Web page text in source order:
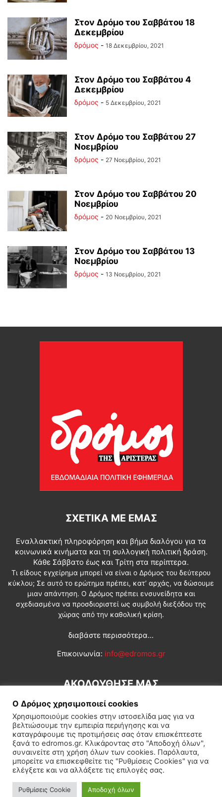
Στον Δρόμο του Σαββάτου 18
Δεκεμβρίου
δρόμος - 18 Δεκεμβρίου, 2021
Στον Δρόμο του Σαββάτου 4
Δεκεμβρίου
δρόμος - 5 Δεκεμβρίου, 2021
Στον Δρόμο του Σαββάτου 27
Νοεμβρίου
δρόμος - 27 Νοεμβρίου, 2021
Στον Δρόμο του Σαββάτου 20
Νοεμβρίου
δρόμος - 20 Νοεμβρίου, 2021
Στον Δρόμο του Σαββάτου 13
Νοεμβρίου
δρόμος - 13 Νοεμβρίου, 2021
ΣΧΕΤΙΚΆ ΜΕ ΕΜΆΣ
Εναλλακτική πληροφόρηση και βήμα διαλόγου για τα
κοινωνικά κινήματα και τη συλλογική πολιτική δράση.
Κάθε Σάββατο έως και Τρίτη στα περίπτερα.
Τι είδους εγχείρημα μπορεί να είναι ο Δρόμος του δεύτερου
κύκλου; Σε αυτό το ερώτημα πρέπει, κατ’ αρχάς, να δώσουμε
μιαν απάντηση. Ο Δρόμος πρέπει ενσυνείδητα και
σχεδιασμένα να προσδιοριστεί ως συμβολή διεξόδου της
χώρας από την καθολική κρίση.
διαβάστε περισσότερα...
Επικοινωνία: info@edromos.gr
ΑΚΟΛΟΥΘΗΣΕ ΜΑΣ
Εγγραφή συνδρομητή Πολιτική Διεθνή Κοινωνία
Πολιτισμός Αφιερώματα
Ο Δρόμος χρησιμοποιεί cookies
Χρησιμοποιούμε cookies στην ιστοσελίδα μας για να
βελτιώσουμε την εμπειρία περιήγησης και να
καταγράφουμε τις προτιμήσεις σας όταν επισκέπτεστε
ξανά το edromos.gr. Κλικάροντας στο "Αποδοχή όλων",
συναινείτε στη χρήση όλων των cookies. Παρόλαυτα,
μπορείτε να επισκεφθείτε τις "Ρυθμίσεις Cookies" για να
ελέγξετε και να αλλάξετε τις επιλογές σας.
Ρυθμίσεις Cookie Αποδοχή όλων